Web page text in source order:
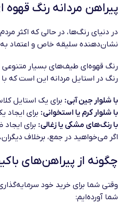
پیراهن مردانه رنگ قهوه
در دنیای رنگ‌ها، در حالی که اکثر
نشان‌دهنده سلیقه خاص و اعتماد
رنگ قهوه‌ای طیف‌های بسیار متنوعی
رنگ در استایل مردانه این است
با شلوار جین آبی: برای یک استایل
با شلوار کرم یا استخوانی: برای
با رنگ‌های مشکی یا زغالی: برای
اگر می‌خواهید در جمع، برخلاف
چگونه از پیراهن‌های
وقتی شما برای خرید خود
شما آورده‌ایم: